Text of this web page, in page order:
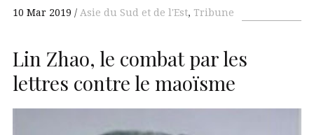
10 Mar 2019 Asie du Sud et de l'Est, Tribune
Lin Zhao, le combat par les
lettres contre le maoïsme